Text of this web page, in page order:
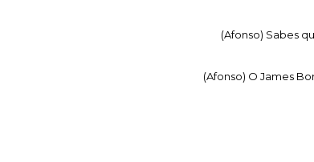
(Afonso) Sabes
(Afonso) O James